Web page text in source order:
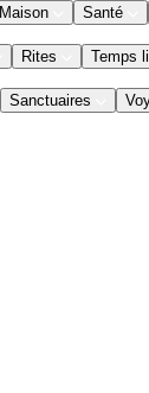
Maison Santé
Rites Temps
Sanctuaires